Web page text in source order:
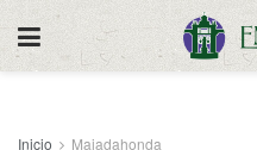
Inicio Majadahonda